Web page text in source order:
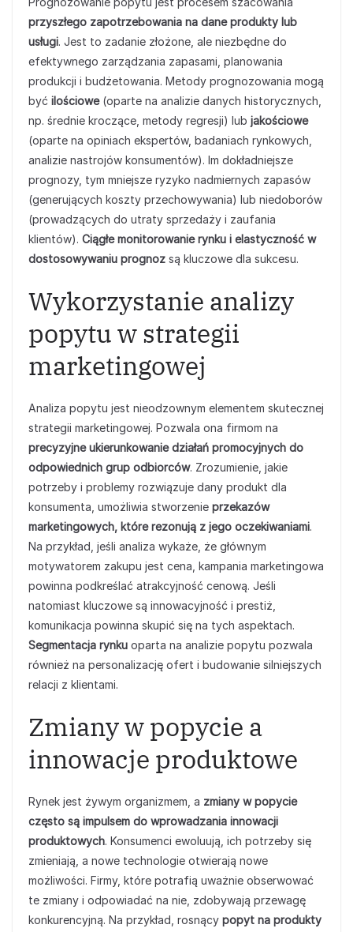
przyszłego zapotrzebowania na dane produkty lub
usługi. Jest to zadanie złożone, ale niezbędne do
efektywnego zarządzania zapasami, planowania
produkcji i budżetowania. Metody prognozowania mogą
być ilościowe(oparte na analizie danych historycznych,
np. średnie kroczące, metody regresji) lub jakościowe
(oparte na opiniach ekspertów, badaniach rynkowych,
analizie nastrojów konsumentów). Im dokładniejsze
prognozy, tym mniejsze ryzyko nadmiernych zapasów
(generujących koszty przechowywania) lub niedoborów
(prowadzących do utraty sprzedaży i zaufania
klientów). Ciągłe monitorowanie rynku i elastyczność w
dostosowywaniu prognoz są kluczowe dla sukcesu.
Wykorzystanie analizy
popytu w strategii
marketingowej
Analiza popytu jest nieodzownym elementem skutecznej
strategii marketingowej. Pozwala ona firmom na
precyzyjne ukierunkowanie działań promocyjnych do
odpowiednich grup odbiorców. Zrozumienie, jakie
potrzeby i problemy rozwiązuje dany produkt dla
konsumenta, umożliwia stworzenie przekazów
marketingowych, które rezonują z jego oczekiwaniami.
Na przykład, jeśli analiza wykaże, że głównym
motywatorem zakupu jest cena, kampania marketingowa
powinna podkreślać atrakcyjność cenową. Jeśli
natomiast kluczowe są innowacyjność i prestiż,
komunikacja powinna skupić się na tych aspektach.
Segmentacja rynku oparta na analizie popytu pozwala
również na personalizację ofert i budowanie silniejszych
relacji z klientami.
Zmiany w popycie a
innowacje produktowe
Rynek jest żywym organizmem, a zmiany w popycie
często są impulsem do wprowadzania innowacji
produktowych. Konsumenci ewoluują, ich potrzeby się
zmieniają, a nowe technologie otwierają nowe
możliwości. Firmy, które potrafią uważnie obserwować
te zmiany i odpowiadać na nie, zdobywają przewagę
konkurencyjną. Na przykład, rosnący popyt na produkty